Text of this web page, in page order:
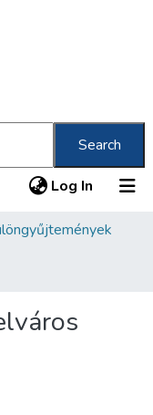
Search
Log In (current)